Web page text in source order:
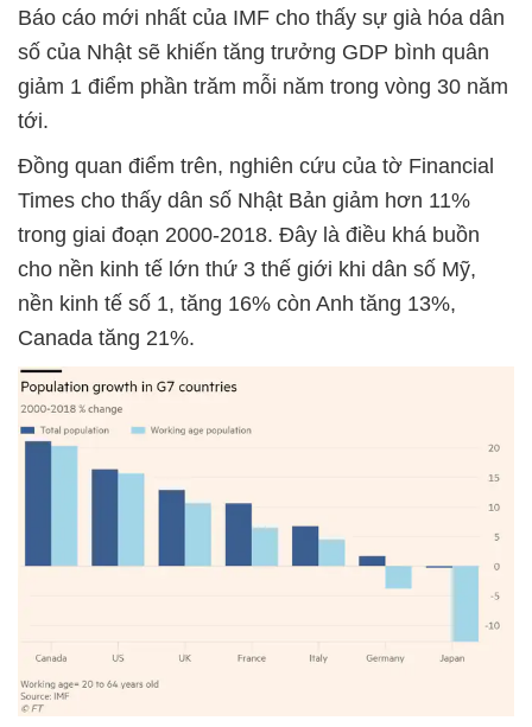
Báo cáo mới nhất của IMF cho thấy sự già hóa dân
số của Nhật sẽ khiến tăng trưởng GDP bình quân
giảm 1 điểm phần trăm mỗi năm trong vòng 30 năm
tới.
Đồng quan điểm trên, nghiên cứu của tờ Financial
Times cho thấy dân số Nhật Bản giảm hơn 11%
trong giai đoạn 2000-2018. Đây là điều khá buồn
cho nền kinh tế lớn thứ 3 thế giới khi dân số Mỹ,
nền kinh tế số 1, tăng 16% còn Anh tăng 13%,
Canada tăng 21%.